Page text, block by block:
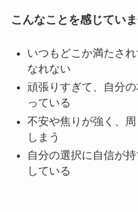
こんなことを感じてい
いつもどこか満たさ
なれない
頑張りすぎて、自分
っている
不安や焦りが強く、
しまう
自分の選択に自信が
している